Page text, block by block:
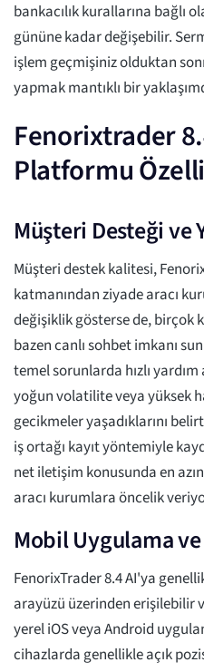
bankacılık kurallarına bağlı
gününe kadar değişebilir.
işlem geçmişiniz olduktan
yapmak mantıklı bir
Fenorixtrader
Platformu
Müşteri Desteği ve
Müşteri destek kalitesi,
katmanından ziyade aracı
değişiklik gösterse de, birçok
bazen canlı sohbet imkanı
temel sorunlarda hızlı
yoğun volatilite veya yüksek
gecikmeler yaşadıklarını
iş ortağı kayıt yöntemiyle
net iletişim konusunda en
aracı kurumlara öncelik
Mobil Uygulama
FenorixTrader 8.4 AI'ya
arayüzü üzerinden erişilebilir
yerel iOS veya Android
cihazlarda genellikle açık